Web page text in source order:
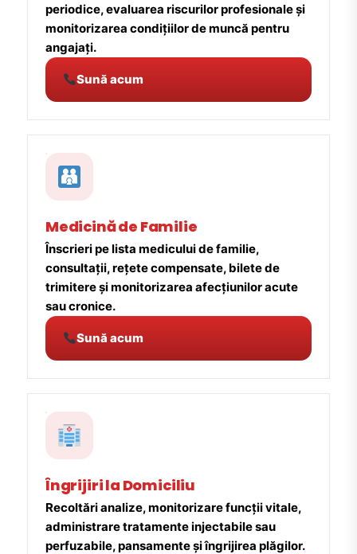
periodice, evaluarea riscurilor profesionale și
monitorizarea condițiilor de muncă pentru
angajați.
Sună acum
Medicină de Familie
Înscrieri pe lista medicului de familie,
consultații, rețete compensate, bilete de
trimitere și monitorizarea afecțiunilor acute
sau cronice.
Sună acum
Îngrijiri la Domiciliu
Recoltări analize, monitorizare funcții vitale,
administrare tratamente injectabile sau
perfuzabile, pansamente și îngrijirea plăgilor.